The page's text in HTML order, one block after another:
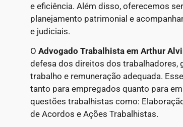
e eficiência. Além disso, oferecemos
planejamento patrimonial e
e judiciais.
O Advogado Trabalhista em Arthur
defesa dos direitos dos trabalhadores,
trabalho e remuneração adequada.
tanto para empregados quanto para
questões trabalhistas como:
de Acordos e Ações Trabalhistas.